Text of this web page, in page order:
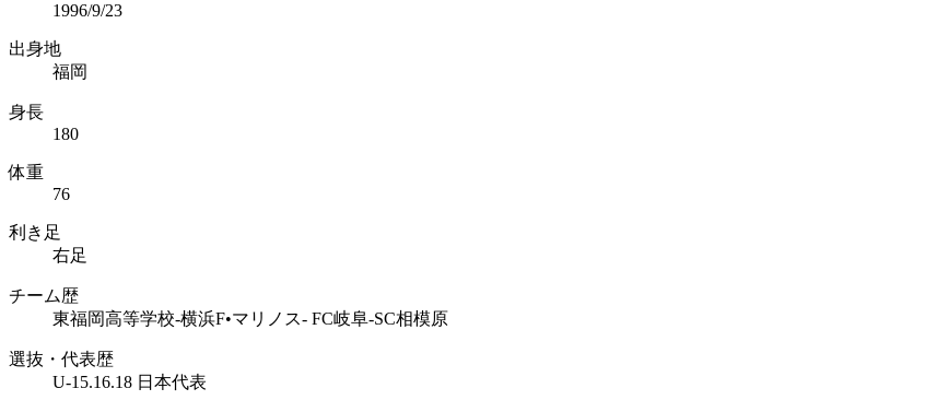
1996/9/23
出身地
福岡
身長
180
体重
76
利き足
右足
チーム歴
東福岡高等学校-横浜F•マリノス- FC岐阜-SC相模原
選抜・代表歴
U-15.16.18 日本代表